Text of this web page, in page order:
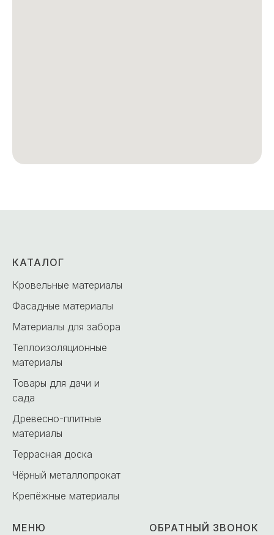
КАТАЛОГ
Кровельные материалы
Фасадные материалы
Материалы для забора
Теплоизоляционные
материалы
Товары для дачи и
сада
Древесно-плитные
материалы
Террасная доска
Чёрный металлопрокат
Крепёжные материалы
МЕНЮ
ОБРАТНЫЙ ЗВОНОК